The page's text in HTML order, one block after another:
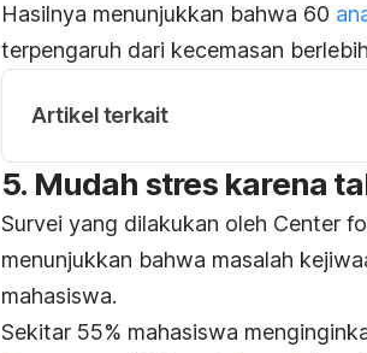
Hasilnya menunjukkan bahwa 60
terpengaruh dari kecemasan
Artikel terkait
5. Mudah stres karena
Survei yang dilakukan oleh Center
menunjukkan bahwa masalah
mahasiswa.
Sekitar 55% mahasiswa